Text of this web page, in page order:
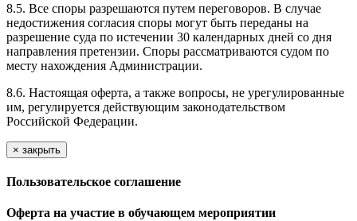
8.5. Все споры разрешаются путем переговоров. В случае
недостижения согласия споры могут быть переданы на
разрешение суда по истечении 30 календарных дней со дня
направления претензии. Споры рассматриваются судом по
месту нахождения Администрации.
8.6. Настоящая оферта, а также вопросы, не урегулированные
им, регулируется действующим законодательством
Российской Федерации.
× закрыть
Пользовательское соглашение
Оферта на участие в обучающем мероприятии